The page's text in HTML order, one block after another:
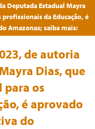
Deputada Estadual Mayra
da Educação, é
Amazonas; saiba mais:
de autoria
Dias, que
para os
é aprovado
do